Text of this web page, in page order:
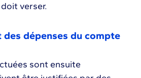
verser.
dépenses du compte
sont ensuite